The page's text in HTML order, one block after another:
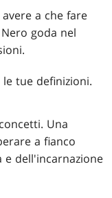
a che fare
goda nel
tue definizioni.
Una
a fianco
dell'incarnazione